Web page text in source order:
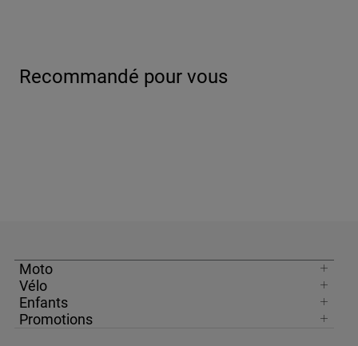
Recommandé pour vous
Moto
Vélo
Enfants
Promotions